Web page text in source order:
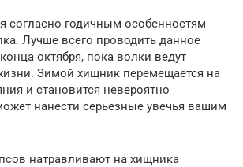
согласно годичным особенностям
Лучше всего проводить данное
октября, пока волки ведут
Зимой хищник перемещается на
и становится невероятно
нанести серьезные увечья вашим
натравливают на хищника